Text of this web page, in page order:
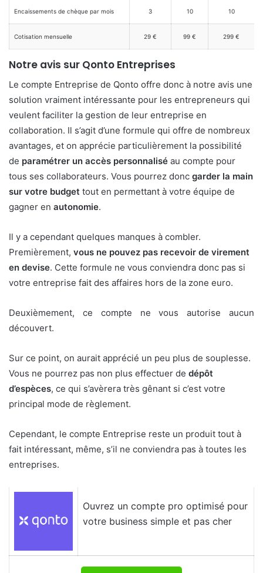
Encaissements de chèque par mois 3 10 10
Cotisation mensuelle 29 € 99 € 299 €
Notre avis sur Qonto Entreprises
Le compte Entreprise de Qonto offre donc à notre avis une
solution vraiment intéressante pour les entrepreneurs qui
veulent faciliter la gestion de leur entreprise en
collaboration. Il s’agit d’une formule qui offre de nombreux
avantages, et on apprécie particulièrement la possibilité
de paramétrer un accès personnalisé au compte pour
tous ses collaborateurs. Vous pourrez donc garder la main
sur votre budget tout en permettant à votre équipe de
gagner en autonomie.
Il y a cependant quelques manques à combler.
Premièrement, vous ne pouvez pas recevoir de virement
en devise. Cette formule ne vous conviendra donc pas si
votre entreprise fait des affaires hors de la zone euro.
Deuxièmement, ce compte ne vous autorise aucun
découvert.
Sur ce point, on aurait apprécié un peu plus de souplesse.
Vous ne pourrez pas non plus effectuer de dépôt
d’espèces, ce qui s’avèrera très gênant si c’est votre
principal mode de règlement.
Cependant, le compte Entreprise reste un produit tout à
fait intéressant, même, s’il ne conviendra pas à toutes les
entreprises.
Ouvrez un compte pro optimisé pour
votre business simple et pas cher